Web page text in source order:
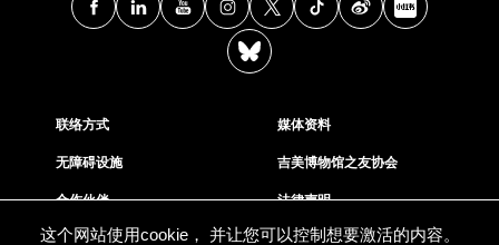
Facebook
LinkedinYoutubeInstagram
X TikTokWeibo
联络方式
无障碍设施
合作伙伴
支持我们
媒体资料
吉美博物馆之友协会
法律声明
COOKIE管理
这个网站使用cookie， 并让您可以控制想要激活的内容。